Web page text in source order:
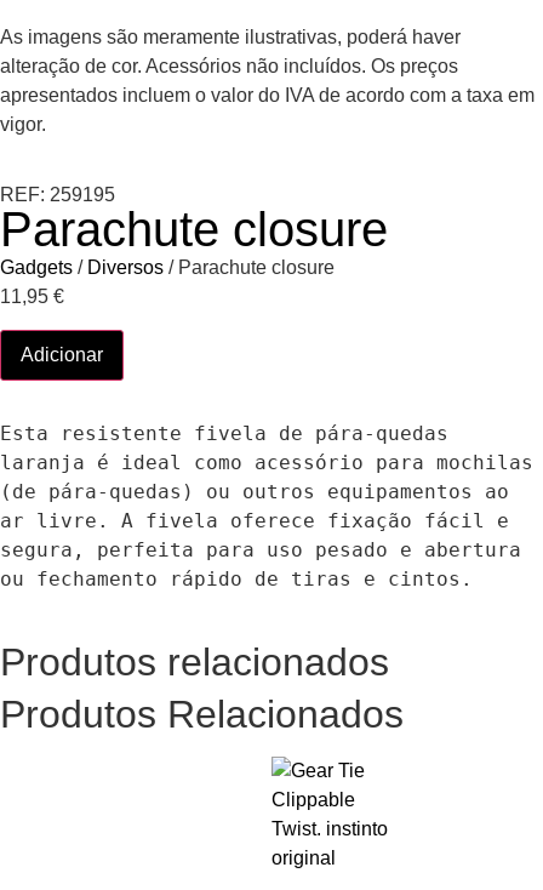
As imagens são meramente ilustrativas, poderá haver
alteração de cor. Acessórios não incluídos. Os preços
apresentados incluem o valor do IVA de acordo com a taxa em
vigor.
REF: 259195
Parachute closure
Gadgets / Diversos / Parachute closure
11,95 €
Adicionar
Esta resistente fivela de pára-quedas
laranja é ideal como acessório para mochilas
(de pára-quedas) ou outros equipamentos ao
ar livre. A fivela oferece fixação fácil e
segura, perfeita para uso pesado e abertura
ou fechamento rápido de tiras e cintos.
Produtos relacionados
Produtos Relacionados